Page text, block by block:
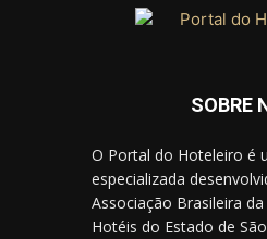
SOBRE
O Portal do Hoteleiro é
especializada
Associação Brasileira
Hotéis do Estado de